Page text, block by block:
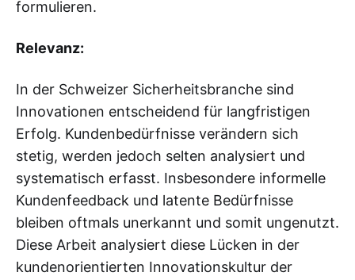
formulieren.
Relevanz:
In der Schweizer Sicherheitsbranche sind
Innovationen entscheidend für langfristigen
Erfolg. Kundenbedürfnisse verändern sich
stetig, werden jedoch selten analysiert und
systematisch erfasst. Insbesondere informelle
Kundenfeedback und latente Bedürfnisse
bleiben oftmals unerkannt und somit ungenutzt.
Diese Arbeit analysiert diese Lücken in der
kundenorientierten Innovationskultur der